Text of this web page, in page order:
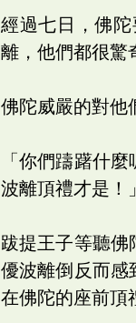
經過七日，佛
離，他們都很驚
佛陀威嚴的對他
「你們躊躇什
波離頂禮才是！」
跋提王子等聽佛
優波離倒反而感
在佛陀的座前頂